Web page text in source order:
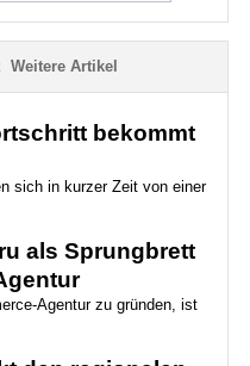
Weitere Artikel
bekommt
sich in kurzer Zeit von einer
als Sprungbrett
Agentur zu gründen, ist